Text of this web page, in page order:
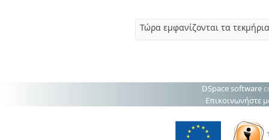
Τώρα εμφανίζονται τα
DSpace software
Επικοινωνήστε